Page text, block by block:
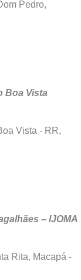
Pedro,
Boa Vista
Vista - RR,
– IJOMA
Rita, Macapá -